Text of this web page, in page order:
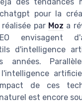
des tendances
pour la
par Moz a
envisagent
d'intelligence
années.
de ces
est encore